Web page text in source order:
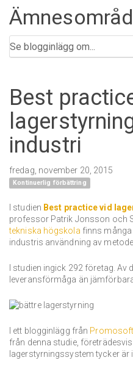
Best
industri
fredag, november 20, 2015
Kontinuerlig förbättring
I studien Best practice vid
professor Patrik Jonsson och
tekniska högskola finns
industris användning av
I studien ingick 292 företag.
leveransförmåga än
I ett blogginlägg från Promosoft
från denna studie,
lagerstyrningssystem tycker är